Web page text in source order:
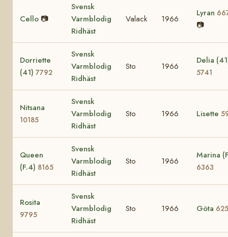
Cello 📷
Svensk
Varmblodig
Ridhäst
Valack 1966
Lyran
📷
Dorriette
(41) 7792
Svensk
Varmblodig
Ridhäst
Sto 1966
Delia
5741
Nitsana
10185
Svensk
Varmblodig
Ridhäst
Sto 1966 Lisette
Queen
(F.4) 8165
Svensk
Varmblodig
Ridhäst
Sto 1966
Marina
6363
Rosita
9795
Svensk
Varmblodig
Ridhäst
Sto 1966 Göta